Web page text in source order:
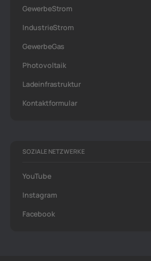
GewerbeStrom
IndustrieStrom
GewerbeGas
Photovoltaik
Ladeinfrastruktur
Kontaktformular
SOZIALE NETZWERKE
YouTube
Instagram
Facebook